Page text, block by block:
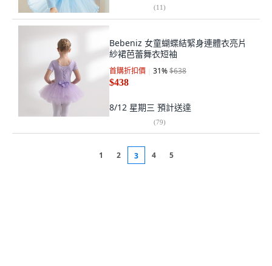
(11)
Bebeniz 女童蝴蝶結緊身連體衣亮片
紗裙芭蕾舞衣短袖
首購折扣價 31%$638
$438
8/12 星期三 預計送達
(79)
1 2 3 4 5